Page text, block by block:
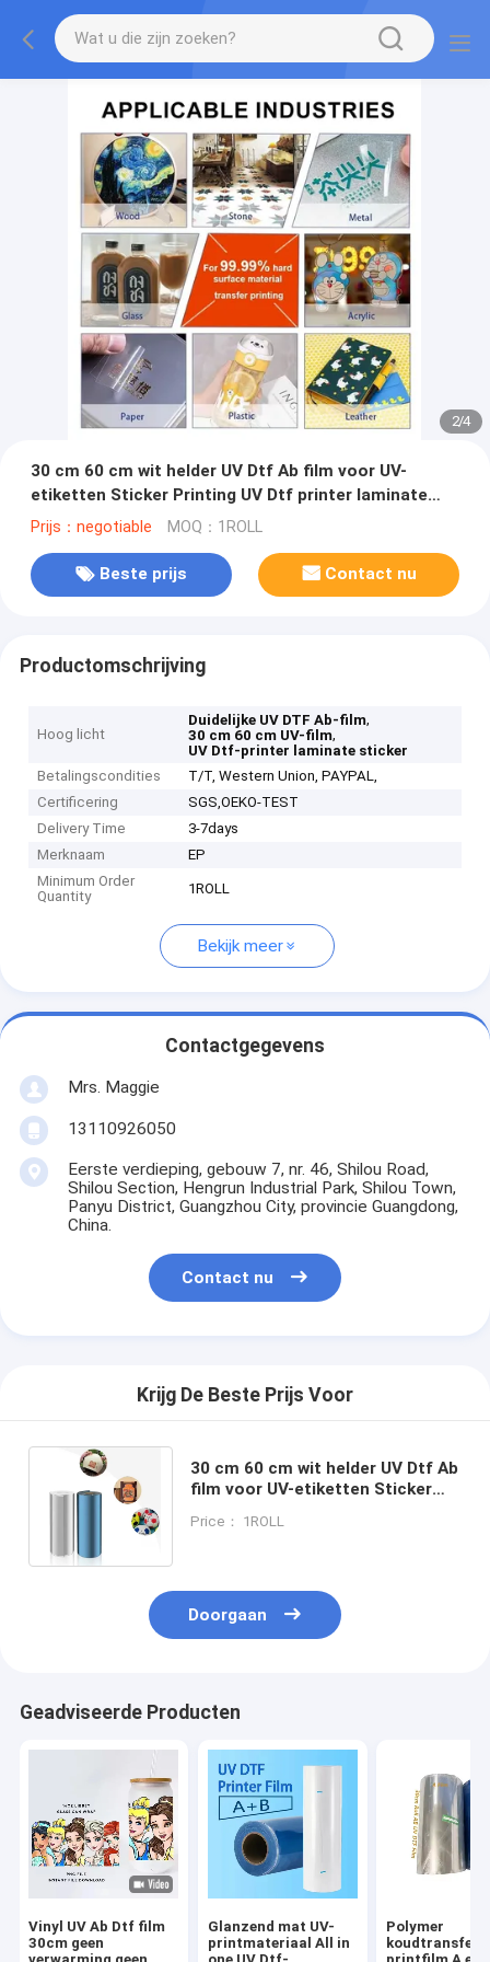
2/4
30 cm 60 cm wit helder UV Dtf Ab film voor UV-
etiketten Sticker Printing UV Dtf printer laminate
sticker
Prijs：negotiable MOQ：1ROLL
Beste prijs Contact nu
Productomschrijving
Hoog licht
Duidelijke UV DTF Ab-film,
30 cm 60 cm UV-film,
UV Dtf-printer laminate sticker
Betalingscondities
T/T, Western Union, PAYPAL,
Certificering
SGS,OEKO-TEST
Delivery Time
3-7days
Merknaam
EP
Minimum Order
Quantity
1ROLL
Bekijk meer
Contactgegevens
Mrs. Maggie
13110926050
Eerste verdieping, gebouw 7, nr. 46, Shilou Road,
Shilou Section, Hengrun Industrial Park, Shilou Town,
Panyu District, Guangzhou City, provincie Guangdong,
China.
Contact nu
Krijg De Beste Prijs Voor
30 cm 60 cm wit helder UV Dtf Ab
film voor UV-etiketten Sticker
sticker
Price： 1ROLL
Doorgaan
Geadviseerde Producten
Vinyl UV Ab Dtf film
30cm geen
Glanzend mat UV-
printmateriaal All in
Polymer
koudtransfer